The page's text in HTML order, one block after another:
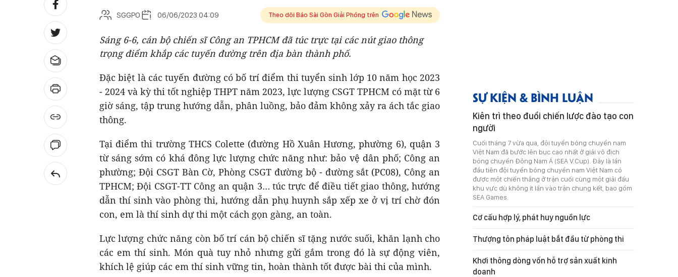
SGGPO 06/06/2023 04:09 Theo dõi Báo Sài Gòn Giải Phóng trên
Sáng 6-6, cán bộ chiến sĩ Công an TPHCM đã túc trực tại các nút giao thông
trọng điểm khắp các tuyến đường trên địa bàn thành phố.
Đặc biệt là các tuyến đường có bố trí điểm thi tuyển sinh lớp 10 năm học 2023
- 2024 và kỳ thi tốt nghiệp THPT năm 2023, lực lượng CSGT TPHCM có mặt từ 6
giờ sáng, tập trung hướng dẫn, phân luồng, bảo đảm không xảy ra ách tắc giao
thông.
Tại điểm thi trường THCS Colette (đường Hồ Xuân Hương, phường 6), quận 3
từ sáng sớm có khá đông lực lượng chức năng như: bảo vệ dân phố; Công an
phường; Đội CSGT Bàn Cờ, Phòng CSGT đường bộ - đường sắt (PC08), Công an
TPHCM; Đội CSGT-TT Công an quận 3… túc trực để điều tiết giao thông, hướng
dẫn thí sinh vào phòng thi, hướng dẫn phụ huynh sắp xếp xe ở vị trí chờ đón
con, em là thí sinh dự thi một cách gọn gàng, an toàn.
Lực lượng chức năng còn bố trí cán bộ chiến sĩ tặng nước suối, khăn lạnh cho
các em thí sinh. Món quà tuy nhỏ nhưng gửi gắm trong đó là sự động viên,
khích lệ giúp các em thí sinh vững tin, hoàn thành tốt được bài thi của mình.
SỰ KIỆN & BÌNH LUẬN
Kiên trì theo đuổi chiến lược đào tạo con
người
Cuối tháng 7 vừa qua, đội tuyển bóng chuyền nam
Việt Nam đã bước lên bục cao nhất ở giải vô địch
bóng chuyền Đông Nam Á (SEA V.Cup). Đây là lần
đầu tiên đội tuyển bóng chuyền nam Việt Nam có
được một chiến thắng ở trận cuối cùng một giải đấu
khu vực dù không ít lần vào trận chung kết, bao gồm
SEA Games.
Cơ cấu hợp lý, phát huy nguồn lực
Thượng tôn pháp luật bắt đầu từ phòng thi
Khơi thông dòng vốn hỗ trợ sản xuất kinh
doanh